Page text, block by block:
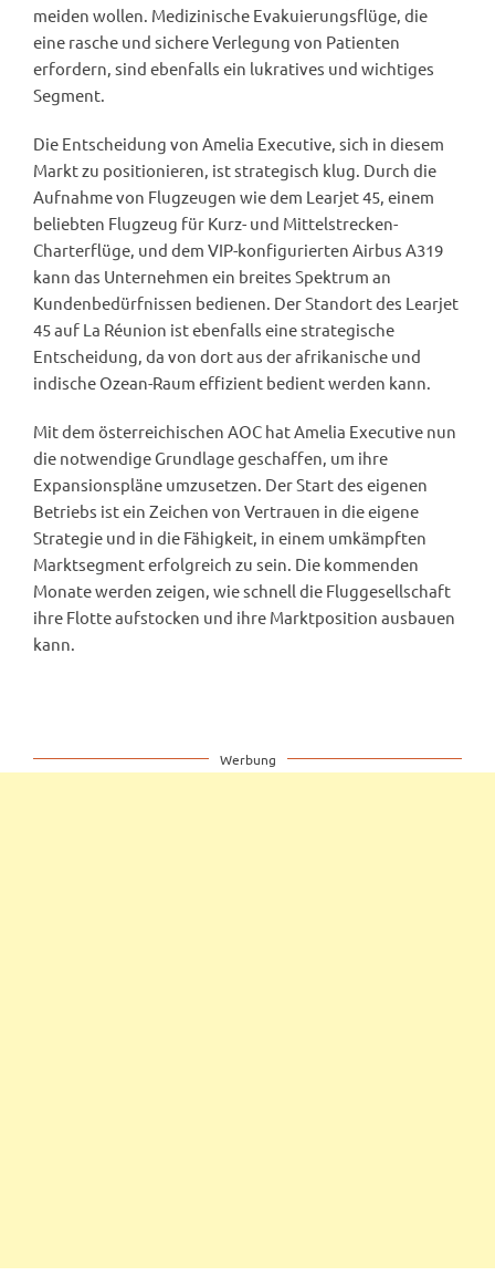
meiden wollen. Medizinische Evakuierungsflüge, die
eine rasche und sichere Verlegung von Patienten
erfordern, sind ebenfalls ein lukratives und wichtiges
Segment.
Die Entscheidung von Amelia Executive, sich in diesem
Markt zu positionieren, ist strategisch klug. Durch die
Aufnahme von Flugzeugen wie dem Learjet 45, einem
beliebten Flugzeug für Kurz- und Mittelstrecken-
Charterflüge, und dem VIP-konfigurierten Airbus A319
kann das Unternehmen ein breites Spektrum an
Kundenbedürfnissen bedienen. Der Standort des Learjet
45 auf La Réunion ist ebenfalls eine strategische
Entscheidung, da von dort aus der afrikanische und
indische Ozean-Raum effizient bedient werden kann.
Mit dem österreichischen AOC hat Amelia Executive nun
die notwendige Grundlage geschaffen, um ihre
Expansionspläne umzusetzen. Der Start des eigenen
Betriebs ist ein Zeichen von Vertrauen in die eigene
Strategie und in die Fähigkeit, in einem umkämpften
Marktsegment erfolgreich zu sein. Die kommenden
Monate werden zeigen, wie schnell die Fluggesellschaft
ihre Flotte aufstocken und ihre Marktposition ausbauen
kann.
Werbung